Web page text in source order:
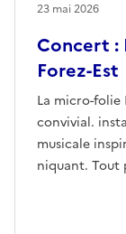
Concert :
Forez-Est
La micro-folie
convivial.
musicale
niquant. Tout
23 mai 2026